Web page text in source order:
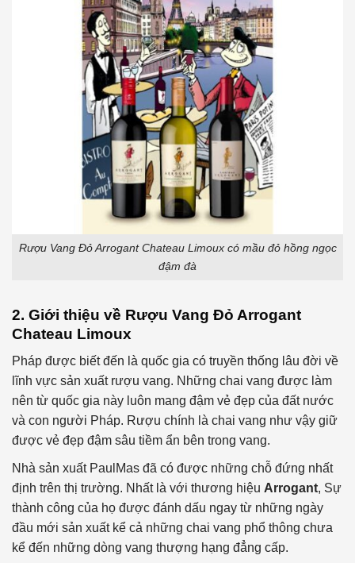
Rượu Vang Đỏ Arrogant Chateau Limoux có mầu đỏ hồng ngọc
đậm đà
2. Giới thiệu về Rượu Vang Đỏ Arrogant
Chateau Limoux
Pháp được biết đến là quốc gia có truyền thống lâu đời về
lĩnh vực sản xuất rượu vang. Những chai vang được làm
nên từ quốc gia này luôn mang đậm vẻ đẹp của đất nước
và con người Pháp. Rượu chính là chai vang như vậy giữ
được vẻ đẹp đậm sâu tiềm ẩn bên trong vang.
Nhà sản xuất PaulMas đã có được những chỗ đứng nhất
định trên thị trường. Nhất là với thương hiệu Arrogant, Sự
thành công của họ được đánh dấu ngay từ những ngày
đầu mới sản xuất kể cả những chai vang phổ thông chưa
kể đến những dòng vang thượng hạng đẳng cấp.